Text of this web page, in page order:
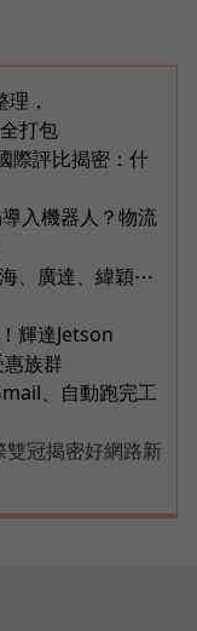
，
打包
際評比揭密：什
入機器人？物流
、廣達、緯穎⋯
輝達Jetson
族群
、自動跑完工
冠揭密好網路新